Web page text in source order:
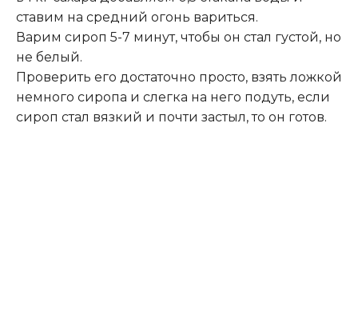
ставим на средний огонь вариться.
Варим сироп 5-7 минут, чтобы он стал густой, но
не белый.
Проверить его достаточно просто, взять ложкой
немного сиропа и слегка на него подуть, если
сироп стал вязкий и почти застыл, то он готов.